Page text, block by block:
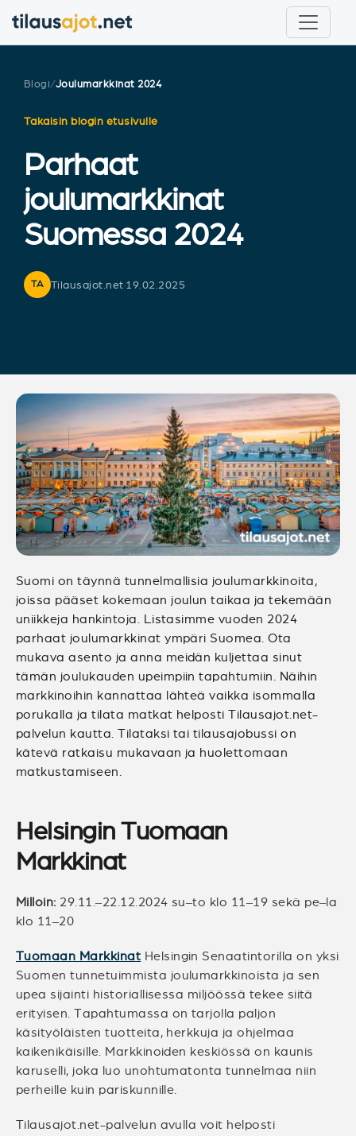
Blogi/Joulumarkkinat 2024
Takaisin blogin etusivulle
Parhaat
joulumarkkinat
Suomessa 2024
TA Tilausajot.net·19.02.2025
Suomi on täynnä tunnelmallisia joulumarkkinoita,
joissa pääset kokemaan joulun taikaa ja tekemään
uniikkeja hankintoja. Listasimme vuoden 2024
parhaat joulumarkkinat ympäri Suomea. Ota
mukava asento ja anna meidän kuljettaa sinut
tämän joulukauden upeimpiin tapahtumiin. Näihin
markkinoihin kannattaa lähteä vaikka isommalla
porukalla ja tilata matkat helposti Tilausajot.net-
palvelun kautta. Tilataksi tai tilausajobussi on
kätevä ratkaisu mukavaan ja huolettomaan
matkustamiseen.
Helsingin Tuomaan
Markkinat
Milloin: 29.11.–22.12.2024 su–to klo 11–19 sekä pe–la
klo 11–20
Tuomaan Markkinat Helsingin Senaatintorilla on yksi
Suomen tunnetuimmista joulumarkkinoista ja sen
upea sijainti historiallisessa miljöössä tekee siitä
erityisen. Tapahtumassa on tarjolla paljon
käsityöläisten tuotteita, herkkuja ja ohjelmaa
kaikenikäisille. Markkinoiden keskiössä on kaunis
karuselli, joka luo unohtumatonta tunnelmaa niin
perheille kuin pariskunnille.
Tilausajot.net-palvelun avulla voit helposti